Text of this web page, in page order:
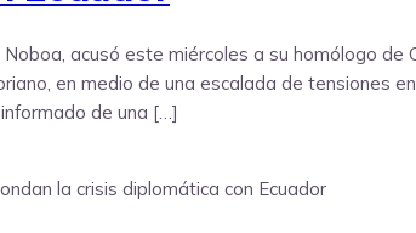
acusó este miércoles a su homólogo
en medio de una escalada de tensiones
de una […]